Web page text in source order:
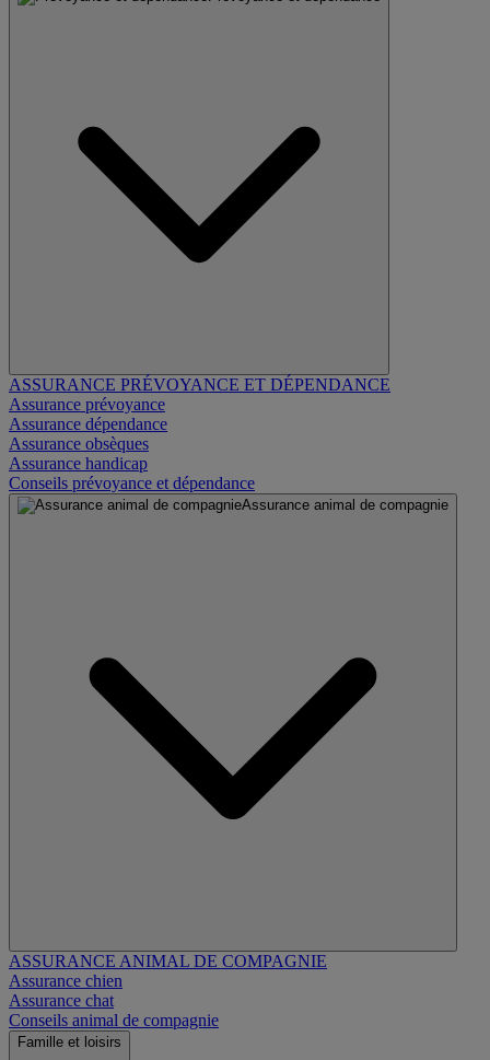
ASSURANCE PRÉVOYANCE ET DÉPENDANCE
Assurance prévoyance
Assurance dépendance
Assurance obsèques
Assurance handicap
Conseils prévoyance et dépendance
Assurance animal de compagnie
ASSURANCE ANIMAL DE COMPAGNIE
Assurance chien
Assurance chat
Conseils animal de compagnie
Famille et loisirs